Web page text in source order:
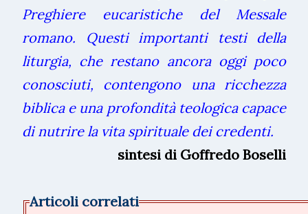
Preghiere eucaristiche del Messale
romano. Questi importanti testi della
liturgia, che restano ancora oggi poco
conosciuti, contengono una ricchezza
biblica e una profondità teologica capace
di nutrire la vita spirituale dei credenti.
sintesi di Goffredo Boselli
Articoli correlati